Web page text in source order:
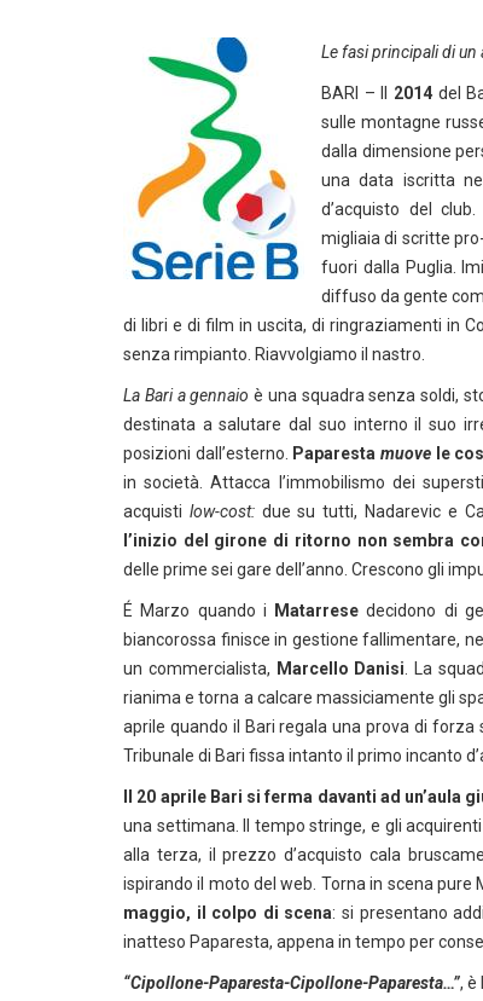
Le fasi principali di
BARI – ll 2014 del
sulle montagne
dalla dimensione
una data iscritta
d’acquisto del
migliaia di scritte
fuori dalla Puglia.
diffuso da gente
di libri e di film in uscita, di ringraziamenti in
senza rimpianto. Riavvolgiamo il nastro.
La Bari a gennaio è una squadra senza soldi,
destinata a salutare dal suo interno il suo
posizioni dall’esterno.
Paparestamuove le
in società. Attacca l’immobilismo dei
acquisti low-cost: due su tutti, Nadarevic e
l’inizio del girone di ritorno non sembra
delle prime sei gare dell’anno. Crescono gli
É Marzo quando i Matarrese decidono di
biancorossa finisce in gestione fallimentare,
un commercialista, Marcello Danisi . La
rianima e torna a calcare massiciamente gli
aprile quando il Bari regala una prova di forza
Tribunale di Bari fissa intanto il primo incanto
Il 20 aprile Bari si ferma davanti ad un’aula
una settimana. Il tempo stringe, e gli
alla terza, il prezzo d’acquisto cala
ispirando il moto del web. Torna in scena
maggio, il colpo di scena: si presentano
inatteso Paparesta, appena in tempo per
“Cipollone-Paparesta-Cipollone-Paparesta…”, è